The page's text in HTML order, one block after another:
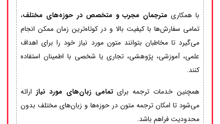
با همکاری مترجمان مجرب و متخصص در حوزه‌های مختلف،
تمامی سفارش‌ها با کیفیت بالا و در کوتاه‌ترین زمان ممکن انجام
می‌گیرد تا مخاطبان بتوانند متون مورد نیاز خود را برای اهداف
علمی، آموزشی، پژوهشی، تجاری یا شخصی با اطمینان استفاده
کنند.
همچنین خدمات ترجمه برای تمامی زبان‌های مورد نیاز ارائه
می‌شود تا امکان ترجمه متون در حوزه‌ها و زبان‌های مختلف بدون
محدودیت فراهم باشد.